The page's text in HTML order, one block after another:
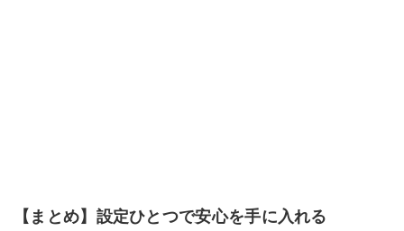
【まとめ】設定ひとつで安心を手に入れる